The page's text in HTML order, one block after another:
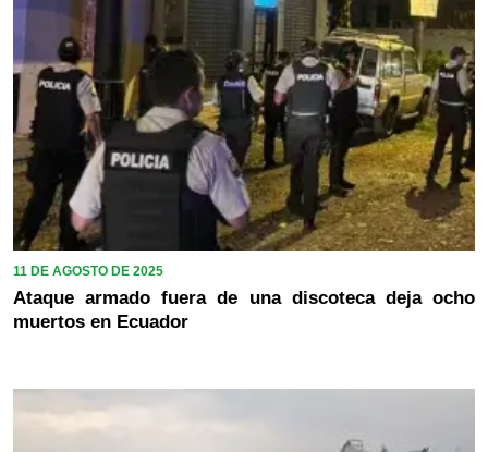
11 DE AGOSTO DE 2025
Ataque armado fuera de una discoteca deja ocho
muertos en Ecuador